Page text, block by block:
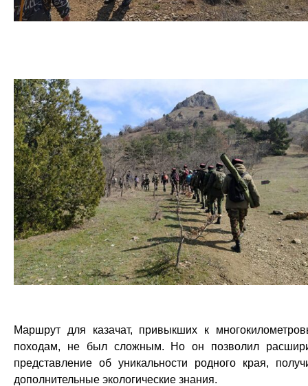
Маршрут для казачат, привыкших к
походам, не был сложным. Но он позволил
представление об уникальности родного края,
дополнительные экологические знания.